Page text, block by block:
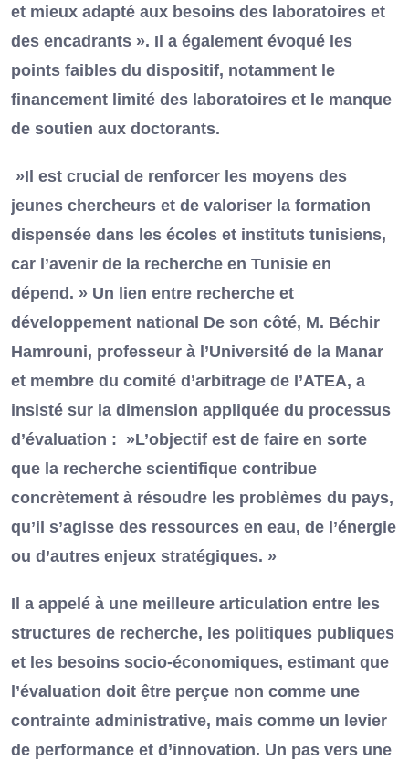
et mieux adapté aux besoins des laboratoires et
des encadrants ». Il a également évoqué les
points faibles du dispositif, notamment le
financement limité des laboratoires et le manque
de soutien aux doctorants.
»Il est crucial de renforcer les moyens des
jeunes chercheurs et de valoriser la formation
dispensée dans les écoles et instituts tunisiens,
car l’avenir de la recherche en Tunisie en
dépend. » Un lien entre recherche et
développement national De son côté, M. Béchir
Hamrouni, professeur à l’Université de la Manar
et membre du comité d’arbitrage de l’ATEA, a
insisté sur la dimension appliquée du processus
d’évaluation : »L’objectif est de faire en sorte
que la recherche scientifique contribue
concrètement à résoudre les problèmes du pays,
qu’il s’agisse des ressources en eau, de l’énergie
ou d’autres enjeux stratégiques. »
Il a appelé à une meilleure articulation entre les
structures de recherche, les politiques publiques
et les besoins socio-économiques, estimant que
l’évaluation doit être perçue non comme une
contrainte administrative, mais comme un levier
de performance et d’innovation. Un pas vers une